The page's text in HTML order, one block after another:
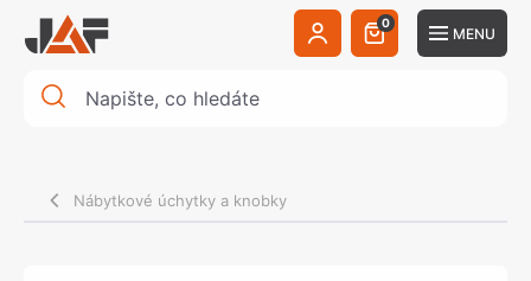
0
MENU
Nábytkové úchytky a knobky